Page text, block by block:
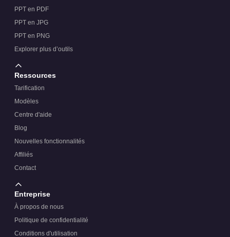
PPT en PDF
PPT en JPG
PPT en PNG
Explorer plus d’outils
Ressources
Tarification
Modèles
Centre d'aide
Blog
Nouvelles fonctionnalités
Affiliés
Contact
Entreprise
À propos de nous
Politique de confidentialité
Conditions d'utilisation